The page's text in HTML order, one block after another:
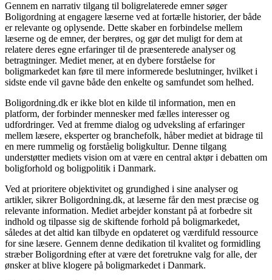
Gennem en narrativ tilgang til boligrelaterede emner søger
Boligordning at engagere læserne ved at fortælle historier, der både
er relevante og oplysende. Dette skaber en forbindelse mellem
læserne og de emner, der berøres, og gør det muligt for dem at
relatere deres egne erfaringer til de præsenterede analyser og
betragtninger. Mediet mener, at en dybere forståelse for
boligmarkedet kan føre til mere informerede beslutninger, hvilket i
sidste ende vil gavne både den enkelte og samfundet som helhed.
Boligordning.dk er ikke blot en kilde til information, men en
platform, der forbinder mennesker med fælles interesser og
udfordringer. Ved at fremme dialog og udveksling af erfaringer
mellem læsere, eksperter og branchefolk, håber mediet at bidrage til
en mere rummelig og forståelig boligkultur. Denne tilgang
understøtter mediets vision om at være en central aktør i debatten om
boligforhold og boligpolitik i Danmark.
Ved at prioritere objektivitet og grundighed i sine analyser og
artikler, sikrer Boligordning.dk, at læserne får den mest præcise og
relevante information. Mediet arbejder konstant på at forbedre sit
indhold og tilpasse sig de skiftende forhold på boligmarkedet,
således at det altid kan tilbyde en opdateret og værdifuld ressource
for sine læsere. Gennem denne dedikation til kvalitet og formidling
stræber Boligordning efter at være det foretrukne valg for alle, der
ønsker at blive klogere på boligmarkedet i Danmark.